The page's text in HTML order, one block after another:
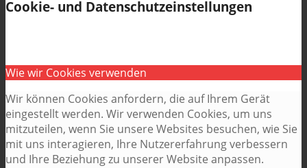
Cookie- und Datenschutzeinstellungen
Wie wir Cookies verwenden
Wir können Cookies anfordern, die auf Ihrem Gerät
eingestellt werden. Wir verwenden Cookies, um uns
mitzuteilen, wenn Sie unsere Websites besuchen, wie Sie
mit uns interagieren, Ihre Nutzererfahrung verbessern
und Ihre Beziehung zu unserer Website anpassen.